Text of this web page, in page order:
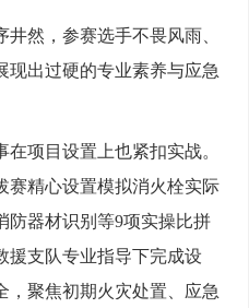
然，参赛选手不畏风雨、
现出过硬的专业素养与应急
项目设置上也紧扣实战。
赛精心设置模拟消火栓实际
防器材识别等9项实操比拼
援支队专业指导下完成设
，聚焦初期火灾处置、应急